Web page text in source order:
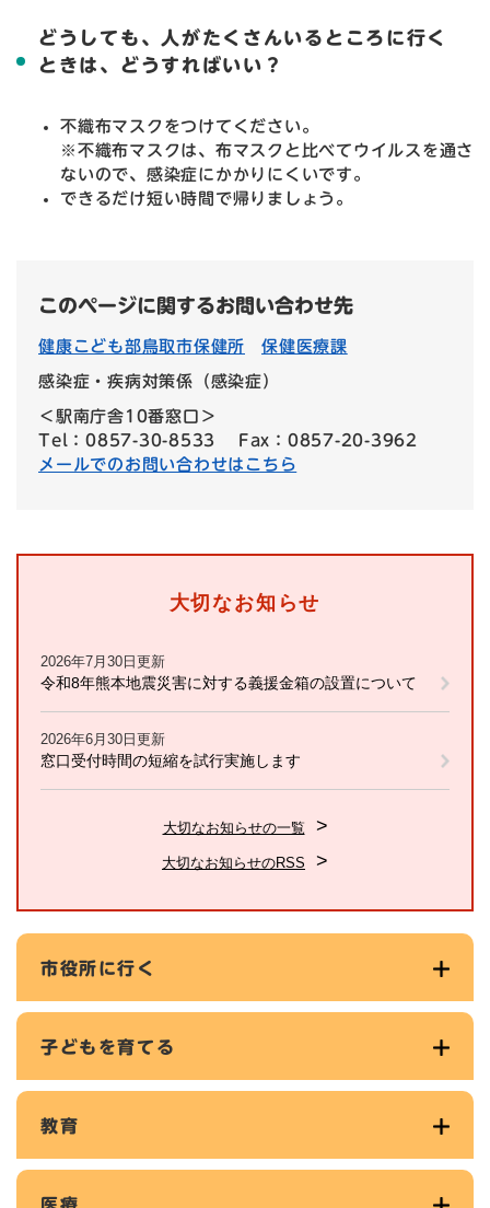
どうしても、人がたくさんいるところに行く
ときは、どうすればいい？
不織布マスクをつけてください。
※不織布マスクは、布マスクと比べてウイルスを通さ
ないので、感染症にかかりにくいです。
できるだけ短い時間で帰りましょう。
このページに関するお問い合わせ先
健康こども部鳥取市保健所 保健医療課
感染症・疾病対策係（感染症）
＜駅南庁舎10番窓口＞
Tel：0857-30-8533
Fax：0857-20-3962
メールでのお問い合わせはこちら
大切なお知らせ
2026年7月30日更新
令和8年熊本地震災害に対する義援金箱の設置について
2026年6月30日更新
窓口受付時間の短縮を試行実施します
大切なお知らせの一覧
大切なお知らせのRSS
市役所に行く
子どもを育てる
教育